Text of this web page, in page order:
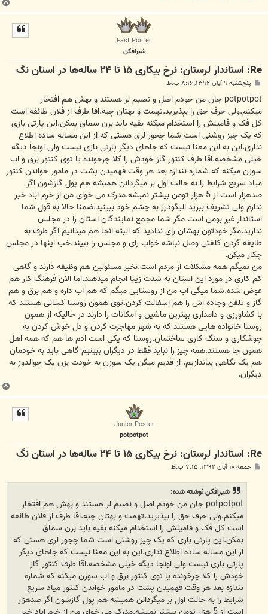
ب
ا
Fast Poster
شیرافکن
Re: استاندار لرستان: نرخ بیکاری ۱۵ تا ۲۴ ساله‌ها در استان نگ
پ
ت
پنج‌شنبه ۹ آبان ۱۳۹۲, ۸:۱۶ ب.ظ
potpotpot جان من خودم اصل و نصبم لر هستند و بهش هم افتخار
میکنم.ولی حرف حق را بپذیرید.تهمت و بهتان چیه.اقا طرف از فلان طائفه است
کل فک و فامیلش را استخدام میکنه بقیه باید برن سماق بمکن.این پارتی بازی
که یک چیز روشنی است شما چجور لری هستی که از این مساله ساده اطلاع
نداری.این به این معنا نیست که جاهای دیگر پارتی بازی نیست ولی اونجا دیگه
خیلی مشخصه.اقا طرف کنتور گاز خودش را کلا چرخونده یا توی کنتور برق و اب
سوزن میکنه که شماره نندازه بعد هر وقت فهمیدن پشت در مامور خواندن کنتور
میاد سریع شرایط را به حالت اول بر میگردانن همیشه هم پول گازشون اگر
صدهزار است از 5 هزار تومن بیشتر نمیشه.مدرک می خوای من از خرم اباد خبر
ندارم ولی تشریف ببرید الیگودرز به چشم خود ببینید.ضمنا حالا به قول شما
استاندار غیر بومی است مگر شما مجمع نمایندگان استان را در مجلس
ندارید.مگر خودتون بهشان رای ندادید که البته انجا هم میدانیم اگر طرف به
طایفه گردن کلفتی وصل نباشه خواب رای و مجلس را ببیند.خب اینها در مجلس
چکار میکن.
من نمیگم همه مشکلات از مردم است.نخیر مسئولین هم وظیفه دارند و گاهی
کم کاری در مورد این استان به شدت زیبا انجام میدهند.اما الان فرهنگ کار هم
عوض شده.شما میگی اب من از روستایی میگم که هم اب داره و هم برق و هم
گاز و تلفن وجاده اش را هم اسفالت کردن.توی همون روستا کسانی هستند که
با کشاورزی و دامداری بهترین ماشین و امکانات را دارند در حالیکه از همون
روستا خانواده هایی هستند که به شهر مهاجرت کردن و دل خوش کردن به
جوشکاری و سنگ کاری ساختمان.روستا که یکی است ادم ها هم که همه اهل
همون جا هستند.همه چیز را نباید فقط در دیگران ببینیم گاهی باید به خودمان
هم یک نگاهی بیاندازیم. از قدیم میگن یک سوزن به خودت بزن یک جوالدوز به
دیگران.
ب
ا
Junior Poster
potpotpot
Re: استاندار لرستان: نرخ بیکاری ۱۵ تا ۲۴ ساله‌ها در استان نگ
پ جمعه ۱۰ آبان ۱۳۹۲, ۷:۱۵ ب.ظ
شیرافکن نوشته شده:
potpotpot جان من خودم اصل و نصبم لر هستند و بهش هم افتخار
میکنم.ولی حرف حق را بپذیرید.تهمت و بهتان چیه.اقا طرف از فلان طائفه
است کل فک و فامیلش را استخدام میکنه بقیه باید برن سماق
بمکن.این پارتی بازی که یک چیز روشنی است شما چجور لری هستی که
از این مساله ساده اطلاع نداری.این به این معنا نیست که جاهای دیگر
پارتی بازی نیست ولی اونجا دیگه خیلی مشخصه.اقا طرف کنتور گاز
خودش را کلا چرخونده یا توی کنتور برق و اب سوزن میکنه که شماره
نندازه بعد هر وقت فهمیدن پشت در مامور خواندن کنتور میاد سریع
شرایط را به حالت اول بر میگردانن همیشه هم پول گازشون اگر صدهزار
است از 5 هزار تومن بیشتر نمیشه.مدرک می خوای من از خرم اباد خبر